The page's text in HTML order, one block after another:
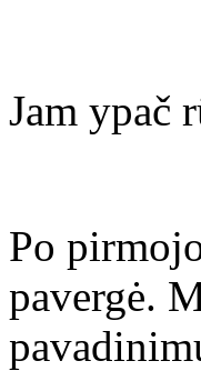
Jam ypač
Po
pavergė.